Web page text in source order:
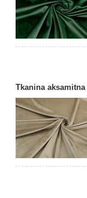
Tkanina